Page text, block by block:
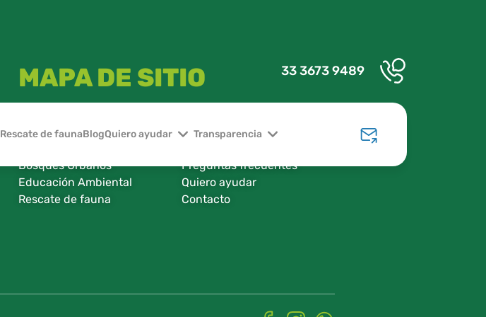
33 3673 9489
Rescate de faunaBlogQuiero ayudar Transparencia
MAPA DE SITIO
Nosotros
Bosques Urbanos
Educación Ambiental
Rescate de fauna​
Licitaciones
Preguntas frecuentes
Quiero ayudar
Contacto